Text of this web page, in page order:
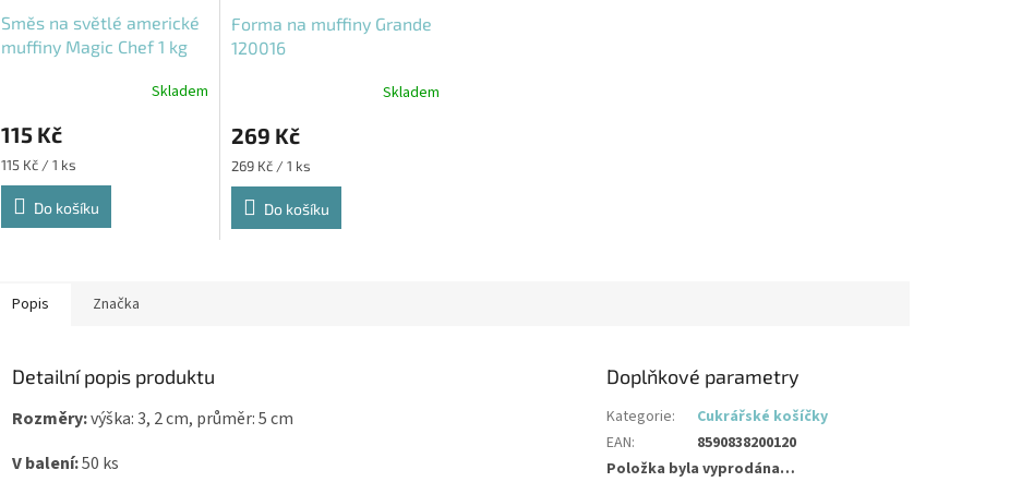
Směs na světlé americké
muffiny Magic Chef 1 kg
Skladem
115 Kč
Měrná
cena:
115 Kč / 1 ks
Do košíku
Forma na muffiny Grande
120016
Skladem
269 Kč
Měrná
cena:
269 Kč / 1 ks
Do košíku
Popis Značka
Detailní popis produktu
Rozměry:výška: 3, 2 cm, průměr: 5 cm
V balení:50 ks
Doplňkové parametry
Kategorie:
Cukrářské košíčky
EAN:
8590838200120
Položka byla vyprodána…